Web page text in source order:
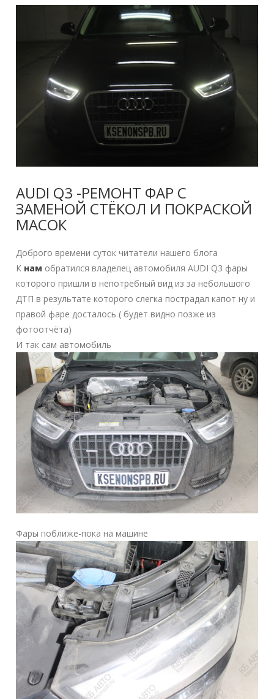
AUDI Q3 -РЕМОНТ ФАР С
ЗАМЕНОЙ СТЁКОЛ И ПОКРАСКОЙ
МАСОК
Доброго времени суток читатели нашего блога
К нам обратился владелец автомобиля AUDI Q3 фары
которого пришли в непотребный вид из за небольшого
ДТП в результате которого слегка пострадал капот ну и
правой фаре досталось ( будет видно позже из
фотоотчёта)
И так сам автомобиль
Фары поближе-пока на машине